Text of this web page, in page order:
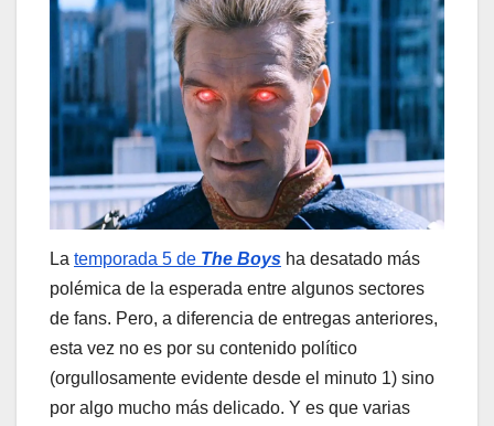
La temporada 5 de The Boys ha desatado más
polémica de la esperada entre algunos sectores
de fans. Pero, a diferencia de entregas anteriores,
esta vez no es por su contenido político
(orgullosamente evidente desde el minuto 1) sino
por algo mucho más delicado. Y es que varias